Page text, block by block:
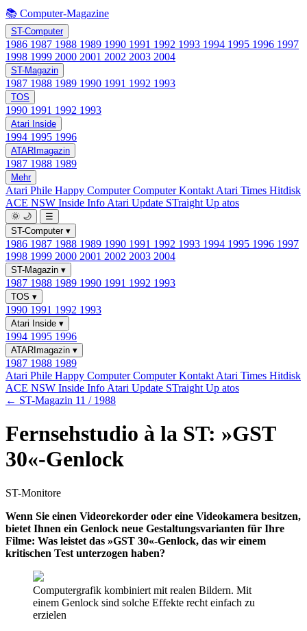
📚 Computer-Magazine
ST-Computer
1986 1987 1988 1989 1990 1991 1992 1993 1994 1995 1996 1997
1998 1999 2000 2001 2002 2003 2004
ST-Magazin
1987 1988 1989 1990 1991 1992 1993
TOS
1990 1991 1992 1993
Atari Inside
1994 1995 1996
ATARImagazin
1987 1988 1989
Mehr
Atari Phile Happy ComputerComputer Kontakt Atari Times Hitdisk
ACE NSW Inside Info Atari Update STraight Up atos
🌞 🌙
☰
ST-Computer ▾
1986 1987 1988 1989 1990 1991 1992 1993 1994 1995 1996 1997
1998 1999 2000 2001 2002 2003 2004
ST-Magazin ▾
1987 1988 1989 1990 1991 1992 1993
TOS ▾
1990 1991 1992 1993
Atari Inside ▾
1994 1995 1996
ATARImagazin ▾
1987 1988 1989
Atari Phile Happy ComputerComputer Kontakt Atari Times Hitdisk
ACE NSW Inside Info Atari Update STraight Up atos
← ST-Magazin 11 / 1988
Fernsehstudio à la ST: »GST
30«-Genlock
ST-Monitore
Wenn Sie einen Videorekorder oder eine Videokamera besitzen,
bietet Ihnen ein Genlock neue Gestaltungsvarianten für Ihre
Filme: Was leistet das »GST 30«-Genlock, das wir einem
kritischen Test unterzogen haben?
Computergrafik kombiniert mit realen Bildern. Mit
einem Genlock sind solche Effekte recht einfach zu
erzielen